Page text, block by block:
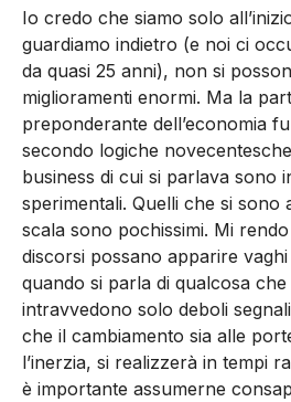
Io credo che siamo solo
guardiamo indietro (e noi ci
da quasi 25 anni), non si
miglioramenti enormi. Ma la
preponderante dell’economia
secondo logiche
business di cui si parlava sono
sperimentali. Quelli che si sono
scala sono pochissimi. Mi
discorsi possano apparire
quando si parla di qualcosa che
intravvedono solo deboli
che il cambiamento sia alle
l’inerzia, si realizzerà in tempi
è importante assumerne